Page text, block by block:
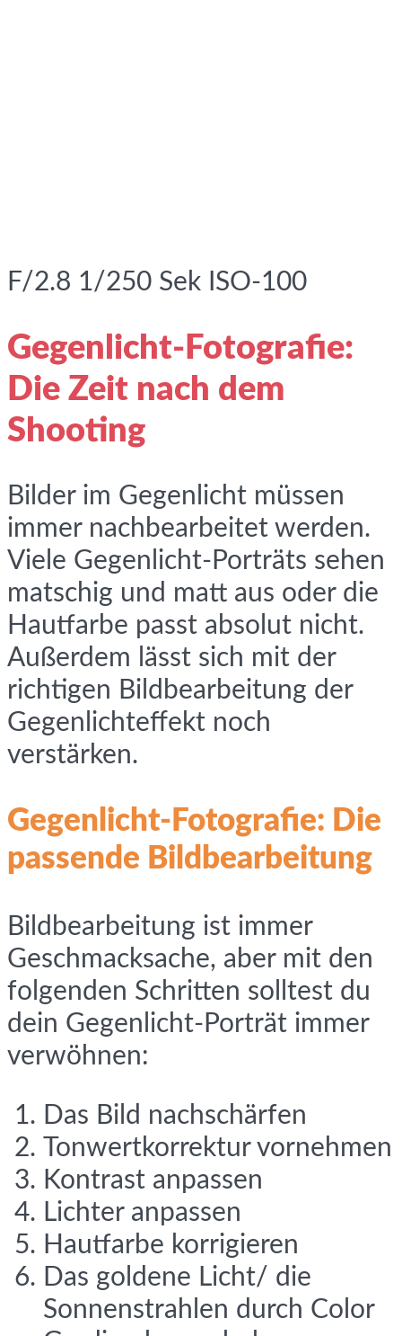
F/2.8 1/250 Sek ISO-100
Gegenlicht-Fotografie:
Die Zeit nach dem
Shooting
Bilder im Gegenlicht müssen
immer nachbearbeitet werden.
Viele Gegenlicht-Porträts sehen
matschig und matt aus oder die
Hautfarbe passt absolut nicht.
Außerdem lässt sich mit der
richtigen Bildbearbeitung der
Gegenlichteffekt noch
verstärken.
Gegenlicht-Fotografie: Die
passende Bildbearbeitung
Bildbearbeitung ist immer
Geschmacksache, aber mit den
folgenden Schritten solltest du
dein Gegenlicht-Porträt immer
verwöhnen:
Das Bild nachschärfen
Tonwertkorrektur vornehmen
Kontrast anpassen
Lichter anpassen
Hautfarbe korrigieren
Das goldene Licht/ die
Sonnenstrahlen durch Color